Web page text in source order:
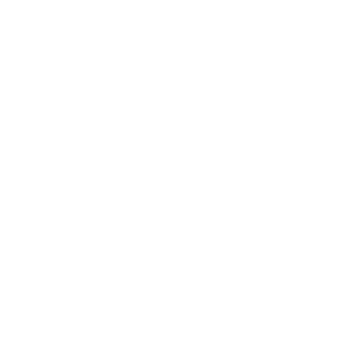
cost), seif contra cost, balcon sau terasa, intrare la parcul acvatic
cerere).